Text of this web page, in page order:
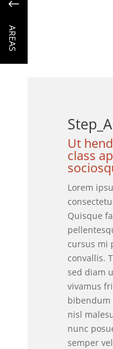
"
AREAS
Ut
class
Lorem
Quisque
cursus mi
convallis.
sed diam
vivamus
bibendum
nisl
nunc
semper